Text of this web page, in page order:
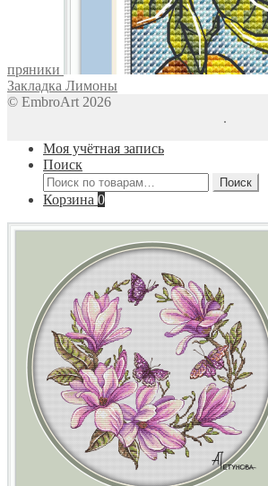
пряники
Закладка Лимоны
© EmbroArt 2026
.
Моя учётная запись
Поиск
Искать:
Поиск
Корзина 0